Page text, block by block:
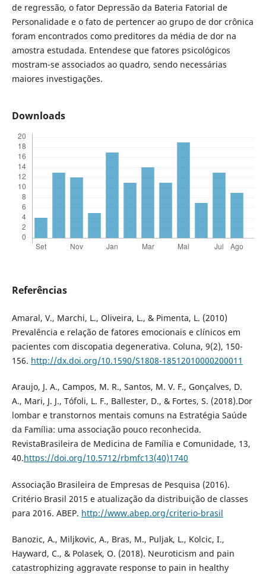
de regressão, o fator Depressão da Bateria Fatorial de
Personalidade e o fato de pertencer ao grupo de dor crônica
foram encontrados como preditores da média de dor na
amostra estudada. Entendese que fatores psicológicos
mostram-se associados ao quadro, sendo necessárias
maiores investigações.
Downloads
Referências
Amaral, V., Marchi, L., Oliveira, L., & Pimenta, L. (2010)
Prevalência e relação de fatores emocionais e clínicos em
pacientes com discopatia degenerativa. Coluna, 9(2), 150-
156. http://dx.doi.org/10.1590/S1808-18512010000200011
Araujo, J. A., Campos, M. R., Santos, M. V. F., Gonçalves, D.
A., Mari, J. J., Tófoli, L. F., Ballester, D., & Fortes, S. (2018).Dor
lombar e transtornos mentais comuns na Estratégia Saúde
da Família: uma associação pouco reconhecida.
RevistaBrasileira de Medicina de Família e Comunidade, 13,
40.https://doi.org/10.5712/rbmfc13(40)1740
Associação Brasileira de Empresas de Pesquisa (2016).
Critério Brasil 2015 e atualização da distribuição de classes
para 2016. ABEP. http://www.abep.org/criterio-brasil
Banozic, A., Miljkovic, A., Bras, M., Puljak, L., Kolcic, I.,
Hayward, C., & Polasek, O. (2018). Neuroticism and pain
catastrophizing aggravate response to pain in healthy